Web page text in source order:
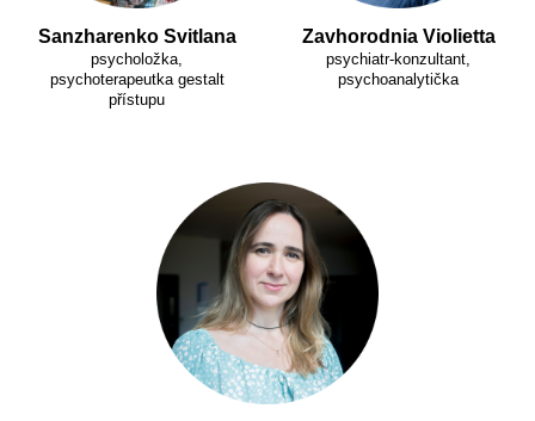
Sanzharenko Svitlana
psycholožka,
psychoterapeutka gestalt
přístupu
Zavhorodnia Violietta
psychiatr-konzultant,
psychoanalytička